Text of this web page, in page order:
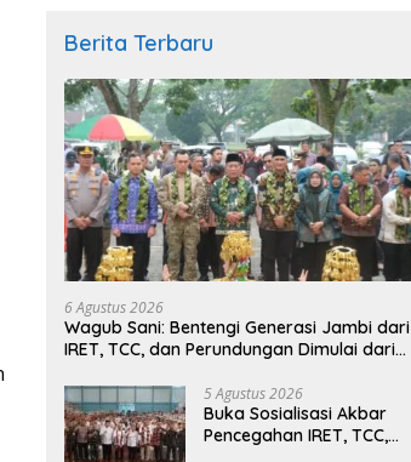
Berita Terbaru
6 Agustus 2026
Wagub Sani: Bentengi Generasi Jambi dari
IRET, TCC, dan Perundungan Dimulai dari
5 Agustus 2026
Buka Sosialisasi Akbar
Pencegahan IRET, TCC,